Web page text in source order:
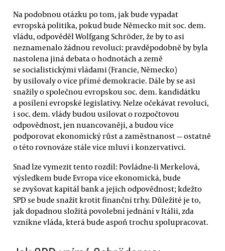
Na podobnou otázku po tom, jak bude vypadat
evropská politika, pokud bude Německo mít soc. dem.
vládu, odpověděl Wolfgang Schröder, že by to asi
neznamenalo žádnou revoluci: pravděpodobně by byla
nastolena jiná debata o hodnotách a země
se socialistickými vládami (Francie, Německo)
by usilovaly o více přímé demokracie. Dále by se asi
snažily o společnou evropskou soc. dem. kandidátku
a posílení evropské legislativy. Nelze očekávat revoluci,
i soc. dem. vlády budou usilovat o rozpočtovou
odpovědnost, jen nuancovaněji, a budou více
podporovat ekonomický růst a zaměstnanost — ostatně
o této rovnováze stále více mluví i konzervativci.
Snad lze vymezit tento rozdíl: Povládne-li Merkelová,
výsledkem bude Evropa více ekonomická, bude
se zvyšovat kapitál bank a jejich odpovědnost; kdežto
SPD se bude snažit krotit finanční trhy. Důležité je to,
jak dopadnou složitá povolební jednání v Itálii, zda
vznikne vláda, která bude aspoň trochu spolupracovat.